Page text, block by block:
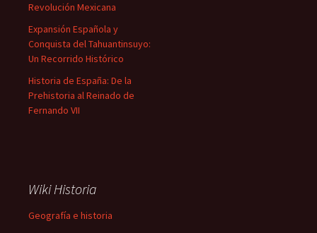
Revolución Mexicana
Expansión Española y
Conquista del Tahuantinsuyo:
Un Recorrido Histórico
Historia de España: De la
Prehistoria al Reinado de
Fernando VII
Wiki Historia
Geografía e historia